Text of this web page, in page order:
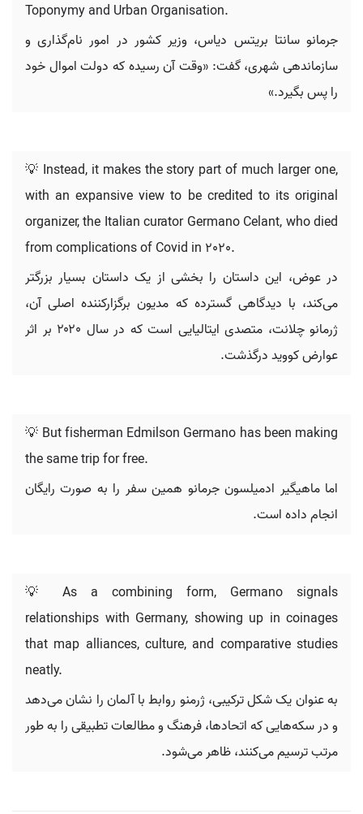
Toponymy and Urban Organisation.
جرمانو سانتا بریتس دیاس، وزیر کشور در امور نام‌گذاری و
سازماندهی شهری، گفت: «وقت آن رسیده که دولت اموال خود
را پس بگیرد.»
💡 Instead, it makes the story part of much larger one,
with an expansive view to be credited to its original
organizer, the Italian curator Germano Celant, who died
from complications of Covid in 2020.
در عوض، این داستان را بخشی از یک داستان بسیار بزرگتر
می‌کند، با دیدگاهی گسترده که مدیون برگزارکننده اصلی آن،
ژرمانو چلانت، متصدی ایتالیایی است که در سال ۲۰۲۰ بر اثر
عوارض کووید درگذشت.
💡 But fisherman Edmilson Germano has been making
the same trip for free.
اما ماهیگیر ادمیلسون جرمانو همین سفر را به صورت رایگان
انجام داده است.
💡 As a combining form, Germano signals
relationships with Germany, showing up in coinages
that map alliances, culture, and comparative studies
neatly.
به عنوان یک شکل ترکیبی، ژرمنو روابط با آلمان را نشان می‌دهد
و در سکه‌هایی که اتحادها، فرهنگ و مطالعات تطبیقی را به طور
مرتب ترسیم می‌کنند، ظاهر می‌شود.